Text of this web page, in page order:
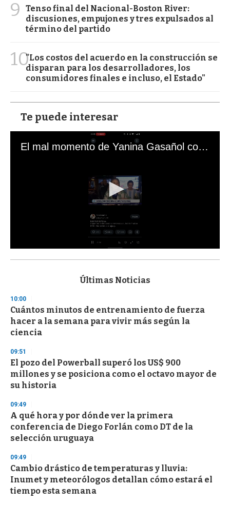
9
Tenso final del Nacional-Boston River:
discusiones, empujones y tres expulsados al
término del partido
10"Los costos del acuerdo en la construcción se
disparan para los desarrolladores, los
consumidores finales e incluso, el Estado"
Te puede interesar
El mal momento de Yanina Gasañol con un hincha argentino en "Subrayado"
s
d
s
o
f
3
s
e
c
o
n
Últimas Noticias
10:00
Cuántos minutos de entrenamiento de fuerza
hacer a la semana para vivir más según la
ciencia
09:51
El pozo del Powerball superó los US$ 900
millones y se posiciona como el octavo mayor de
su historia
09:49
A qué hora y por dónde ver la primera
conferencia de Diego Forlán como DT de la
selección uruguaya
09:49
Cambio drástico de temperaturas y lluvia:
Inumet y meteorólogos detallan cómo estará el
tiempo esta semana